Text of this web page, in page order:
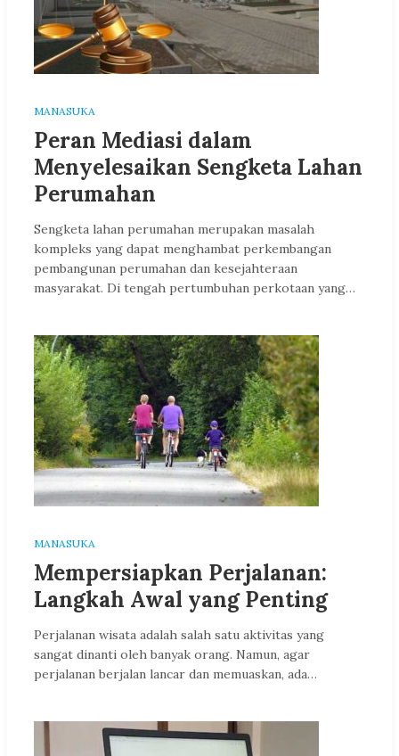
MANASUKA
Peran Mediasi dalam
Menyelesaikan Sengketa Lahan
Perumahan
Sengketa lahan perumahan merupakan masalah
kompleks yang dapat menghambat perkembangan
pembangunan perumahan dan kesejahteraan
masyarakat. Di tengah pertumbuhan perkotaan yang…
MANASUKA
Mempersiapkan Perjalanan:
Langkah Awal yang Penting
Perjalanan wisata adalah salah satu aktivitas yang
sangat dinanti oleh banyak orang. Namun, agar
perjalanan berjalan lancar dan memuaskan, ada…